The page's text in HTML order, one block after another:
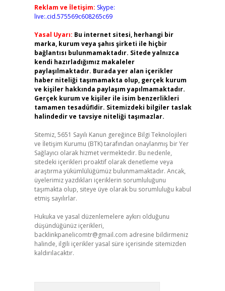
Reklam ve İletişim: Skype:
live:.cid.575569c608265c69
Yasal Uyarı: Bu internet sitesi, herhangi bir
marka, kurum veya şahıs şirketi ile hiçbir
bağlantısı bulunmamaktadır. Sitede yalnızca
kendi hazırladığımız makaleler
paylaşılmaktadır. Burada yer alan içerikler
haber niteliği taşımamakta olup, gerçek kurum
ve kişiler hakkında paylaşım yapılmamaktadır.
Gerçek kurum ve kişiler ile isim benzerlikleri
tamamen tesadüfidir. Sitemizdeki bilgiler taslak
halindedir ve tavsiye niteliği taşımazlar.
Sitemiz, 5651 Sayılı Kanun gereğince Bilgi Teknolojileri
ve İletişim Kurumu (BTK) tarafından onaylanmış bir Yer
Sağlayıcı olarak hizmet vermektedir. Bu nedenle,
sitedeki içerikleri proaktif olarak denetleme veya
araştırma yükümlülüğümüz bulunmamaktadır. Ancak,
üyelerimiz yazdıkları içeriklerin sorumluluğunu
taşımakta olup, siteye üye olarak bu sorumluluğu kabul
etmiş sayılırlar.
Hukuka ve yasal düzenlemelere aykırı olduğunu
düşündüğünüz içerikleri,
backlinkpanelicomtr@gmail.com adresine bildirmeniz
halinde, ilgili içerikler yasal süre içerisinde sitemizden
kaldırılacaktır.